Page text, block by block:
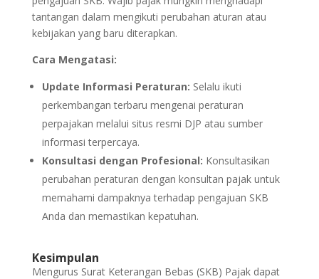
tantangan dalam mengikuti perubahan aturan atau
kebijakan yang baru diterapkan.
Cara Mengatasi:
Update Informasi Peraturan: Selalu ikuti
perkembangan terbaru mengenai peraturan
perpajakan melalui situs resmi DJP atau sumber
informasi terpercaya.
Konsultasi dengan Profesional: Konsultasikan
perubahan peraturan dengan konsultan pajak untuk
memahami dampaknya terhadap pengajuan SKB
Anda dan memastikan kepatuhan.
Kesimpulan
Mengurus Surat Keterangan Bebas (SKB) Pajak dapat